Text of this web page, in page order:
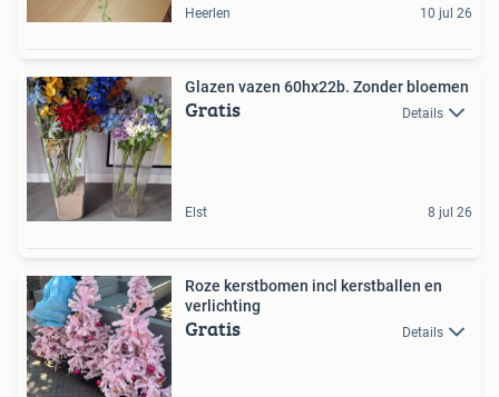
Heerlen 10 jul 26
Glazen vazen 60hx22b. Zonder bloemen
Gratis Details
Elst 8 jul 26
Roze kerstbomen incl kerstballen en
verlichting
Gratis Details